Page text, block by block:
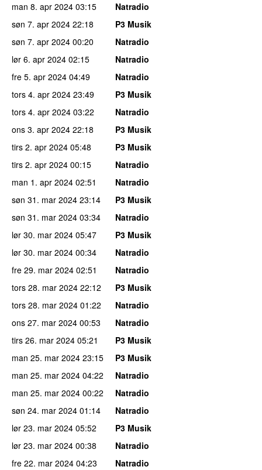
man 8. apr 2024 03:15
Natradio
søn 7. apr 2024 22:18
P3 Musik
søn 7. apr 2024 00:20
Natradio
lør 6. apr 2024 02:15
Natradio
fre 5. apr 2024 04:49
Natradio
tors 4. apr 2024 23:49
P3 Musik
tors 4. apr 2024 03:22
Natradio
ons 3. apr 2024 22:18
P3 Musik
tirs 2. apr 2024 05:48
P3 Musik
tirs 2. apr 2024 00:15
Natradio
man 1. apr 2024 02:51
Natradio
søn 31. mar 2024 23:14
P3 Musik
søn 31. mar 2024 03:34
Natradio
lør 30. mar 2024 05:47
P3 Musik
lør 30. mar 2024 00:34
Natradio
fre 29. mar 2024 02:51
Natradio
tors 28. mar 2024 22:12
P3 Musik
tors 28. mar 2024 01:22
Natradio
ons 27. mar 2024 00:53
Natradio
tirs 26. mar 2024 05:21
P3 Musik
man 25. mar 2024 23:15
P3 Musik
man 25. mar 2024 04:22
Natradio
man 25. mar 2024 00:22
Natradio
søn 24. mar 2024 01:14
Natradio
lør 23. mar 2024 05:52
P3 Musik
lør 23. mar 2024 00:38
Natradio
fre 22. mar 2024 04:23
Natradio